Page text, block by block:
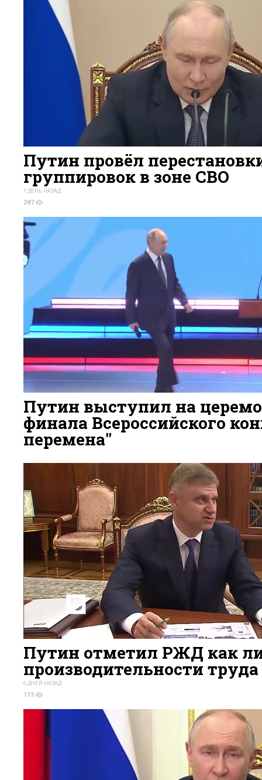
Путин провёл
группировок в зоне СВО
1 ДЕНЬ НАЗАД
287
Путин выступил на
финала Всероссийского
перемена"
119
Путин отметил РЖД как
производительности труда
6 ДНЕЙ НАЗАД
113